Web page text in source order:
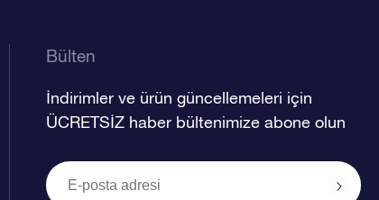
Bülten
İndirimler ve ürün güncellemeleri için
ÜCRETSİZ haber bültenimize abone olun